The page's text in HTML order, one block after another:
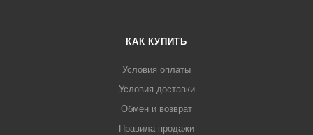
КАК КУПИТЬ
Условия оплаты
Условия доставки
Обмен и возврат
Правила продажи